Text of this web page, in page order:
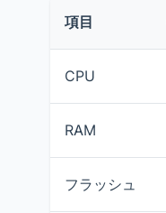
項目
CPU
RAM
フラッシュ